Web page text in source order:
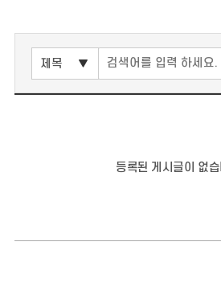
등록된 게시글이 없